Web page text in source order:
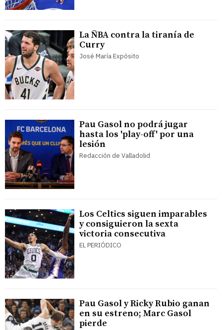
La ÑBA contra la tiranía de
Curry
José María Expósito
Pau Gasol no podrá jugar
hasta los 'play-off' por una
lesión
Redacción de Valladolid
Los Celtics siguen imparables
y consiguieron la sexta
victoria consecutiva
EL PERIÓDICO
Pau Gasol y Ricky Rubio ganan
en su estreno; Marc Gasol
pierde